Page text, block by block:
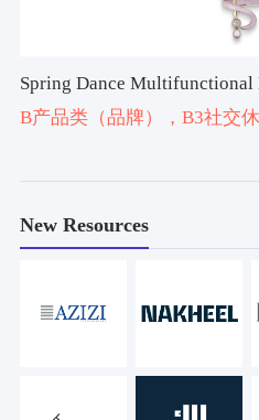
Spring Dance Multifunctional
Rahmati
B产品类（品牌） ，B3社交
New Resources